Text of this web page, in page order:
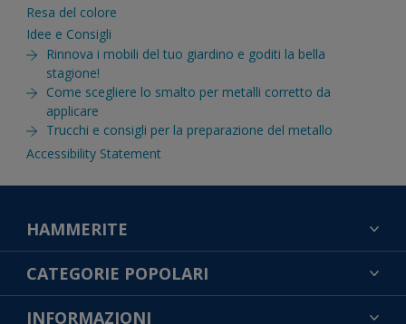
Resa del colore
Idee e Consigli
Rinnova i mobili del tuo giardino e goditi la bella
stagione!
Come scegliere lo smalto per metalli corretto da
applicare
Trucchi e consigli per la preparazione del metallo
Accessibility Statement
HAMMERITE
TROVA UN COLORE
CONTATTACI
CATEGORIE POPOLARI
NOTE LEGALI
INFORMAZIONI